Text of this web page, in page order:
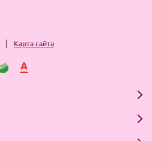
| Карта сайта